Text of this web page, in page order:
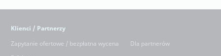
Zapytanie ofertowe / bezpłatna wycena
E-faktury